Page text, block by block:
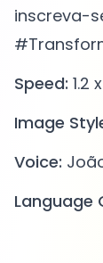
inscreva-
Speed: 1.2 x
Image
Voice:
Language